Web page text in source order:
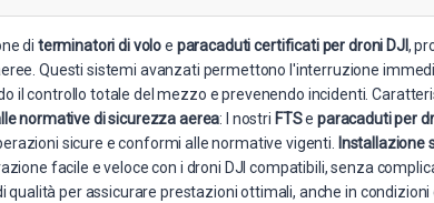
di terminatori di voloe paracaduti certificati per droni DJI,
Questi sistemi avanzati permettono l'interruzione
il controllo totale del mezzo e prevenendo incidenti.
normative di sicurezza aerea: I nostri FTSe paracaduti per
sicure e conformi alle normative vigenti.
Installazione
facile e veloce con i droni DJI compatibili, senza
qualità per assicurare prestazioni ottimali, anche in